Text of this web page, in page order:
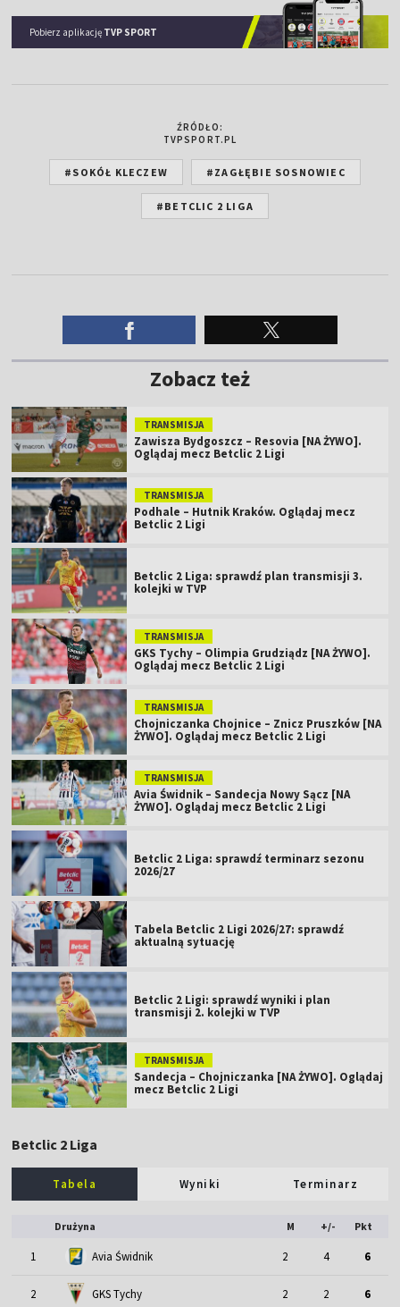
Pobierz aplikację TVP SPORT
ŹRÓDŁO:
TVPSPORT.PL
#SOKÓŁ KLECZEW #ZAGŁĘBIE SOSNOWIEC
#BETCLIC 2 LIGA
Zobacz też
TRANSMISJA
Zawisza Bydgoszcz – Resovia [NA ŻYWO].
Oglądaj mecz Betclic 2 Ligi
TRANSMISJA
Podhale – Hutnik Kraków. Oglądaj mecz
Betclic 2 Ligi
Betclic 2 Liga: sprawdź plan transmisji 3.
kolejki w TVP
TRANSMISJA
GKS Tychy – Olimpia Grudziądz [NA ŻYWO].
Oglądaj mecz Betclic 2 Ligi
TRANSMISJA
Chojniczanka Chojnice – Znicz Pruszków [NA
ŻYWO]. Oglądaj mecz Betclic 2 Ligi
TRANSMISJA
Avia Świdnik – Sandecja Nowy Sącz [NA
ŻYWO]. Oglądaj mecz Betclic 2 Ligi
Betclic 2 Liga: sprawdź terminarz sezonu
2026/27
Tabela Betclic 2 Ligi 2026/27: sprawdź
aktualną sytuację
Betclic 2 Ligi: sprawdź wyniki i plan
transmisji 2. kolejki w TVP
TRANSMISJA
Sandecja – Chojniczanka [NA ŻYWO]. Oglądaj
mecz Betclic 2 Ligi
Betclic 2 Liga
Tabela Wyniki Terminarz
Drużyna M +/- Pkt
1 Avia Świdnik 2 4 6
2 GKS Tychy 2 2 6